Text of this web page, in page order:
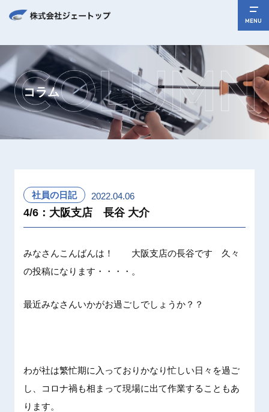
MENU
コラム
社員の日記 2022.04.06
4/6：大阪支店 長谷 大介
みなさんこんばんは！ 大阪支店の長谷です 久々
の投稿になります・・・・。
最近みなさんいかがお過ごしでしょうか？？
わが社は繁忙期に入っておりかなり忙しい日々を過ご
し、コロナ禍も相まって現場に出て作業することもあ
ります。